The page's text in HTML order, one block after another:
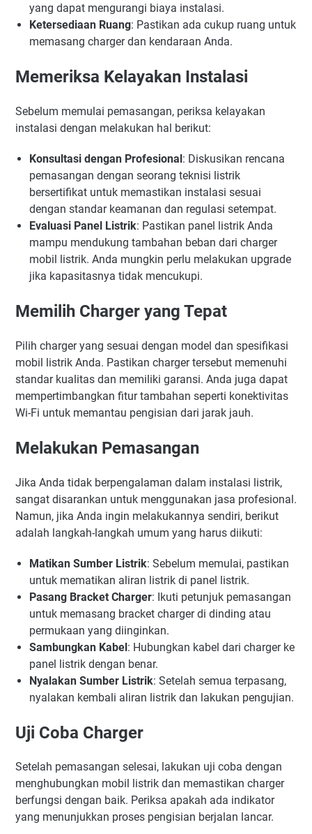
yang dapat mengurangi biaya instalasi.
Ketersediaan Ruang: Pastikan ada cukup ruang untuk
memasang charger dan kendaraan Anda.
Memeriksa Kelayakan Instalasi
Sebelum memulai pemasangan, periksa kelayakan
instalasi dengan melakukan hal berikut:
Konsultasi dengan Profesional: Diskusikan rencana
pemasangan dengan seorang teknisi listrik
bersertifikat untuk memastikan instalasi sesuai
dengan standar keamanan dan regulasi setempat.
Evaluasi Panel Listrik: Pastikan panel listrik Anda
mampu mendukung tambahan beban dari charger
mobil listrik. Anda mungkin perlu melakukan upgrade
jika kapasitasnya tidak mencukupi.
Memilih Charger yang Tepat
Pilih charger yang sesuai dengan model dan spesifikasi
mobil listrik Anda. Pastikan charger tersebut memenuhi
standar kualitas dan memiliki garansi. Anda juga dapat
mempertimbangkan fitur tambahan seperti konektivitas
Wi-Fi untuk memantau pengisian dari jarak jauh.
Melakukan Pemasangan
Jika Anda tidak berpengalaman dalam instalasi listrik,
sangat disarankan untuk menggunakan jasa profesional.
Namun, jika Anda ingin melakukannya sendiri, berikut
adalah langkah-langkah umum yang harus diikuti:
Matikan Sumber Listrik: Sebelum memulai, pastikan
untuk mematikan aliran listrik di panel listrik.
Pasang Bracket Charger: Ikuti petunjuk pemasangan
untuk memasang bracket charger di dinding atau
permukaan yang diinginkan.
Sambungkan Kabel: Hubungkan kabel dari charger ke
panel listrik dengan benar.
Nyalakan Sumber Listrik: Setelah semua terpasang,
nyalakan kembali aliran listrik dan lakukan pengujian.
Uji Coba Charger
Setelah pemasangan selesai, lakukan uji coba dengan
menghubungkan mobil listrik dan memastikan charger
berfungsi dengan baik. Periksa apakah ada indikator
yang menunjukkan proses pengisian berjalan lancar.